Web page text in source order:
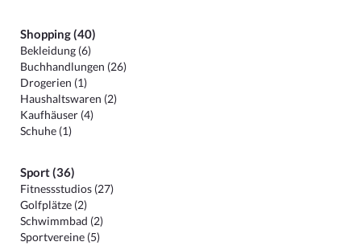
Shopping (40)
Bekleidung (6)
Buchhandlungen (26)
Drogerien (1)
Haushaltswaren (2)
Kaufhäuser (4)
Schuhe (1)
Sport (36)
Fitnessstudios (27)
Golfplätze (2)
Schwimmbad (2)
Sportvereine (5)